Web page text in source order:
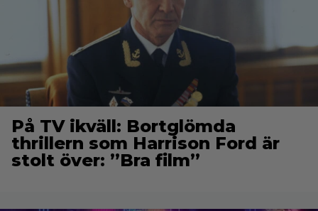
På TV ikväll: Bortglömda
thrillern som Harrison Ford är
stolt över: ”Bra film”